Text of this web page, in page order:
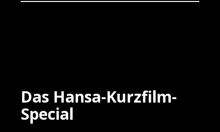
Das Hansa-Kurzfilm-
Special